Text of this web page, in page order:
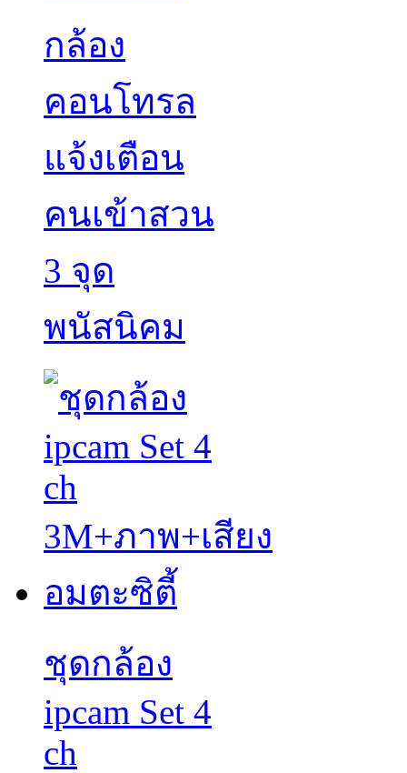
กล้อง
คอนโทรล
แจ้งเตือน
คนเข้าสวน
3 จุด
พนัสนิคม
ชุดกล้อง
ipcam Set 4
ch